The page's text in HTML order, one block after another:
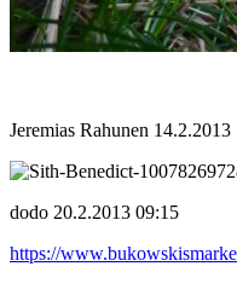
Jeremias Rahunen 14.2.2013
dodo 20.2.2013 09:15
https://